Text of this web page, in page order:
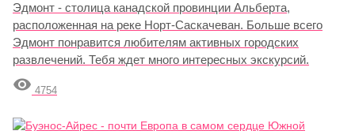
Эдмонт - столица канадской провинции Альберта,
расположенная на реке Норт-Саскачеван. Больше всего
Эдмонт понравится любителям активных городских
развлечений. Тебя ждет много интересных экскурсий.
 4754